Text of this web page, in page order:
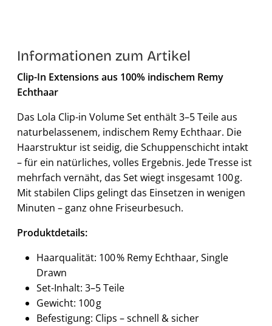
Informationen zum Artikel
Clip-In Extensions aus 100% indischem Remy
Echthaar
Das Lola Clip-in Volume Set enthält 3–5 Teile aus
naturbelassenem, indischem Remy Echthaar. Die
Haarstruktur ist seidig, die Schuppenschicht intakt
– für ein natürliches, volles Ergebnis. Jede Tresse ist
mehrfach vernäht, das Set wiegt insgesamt 100 g.
Mit stabilen Clips gelingt das Einsetzen in wenigen
Minuten – ganz ohne Friseurbesuch.
Produktdetails:
Haarqualität: 100 % Remy Echthaar, Single
Drawn
Set-Inhalt: 3–5 Teile
Gewicht: 100 g
Befestigung: Clips – schnell & sicher